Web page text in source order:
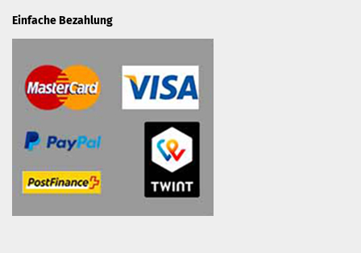
Einfache Bezahlung